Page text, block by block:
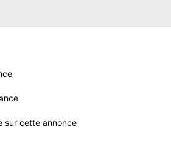
sur cette annonce